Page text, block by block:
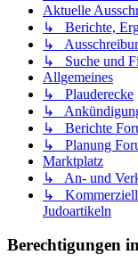
Aktuelle
↳ Berichte,
↳
↳ Suche und
Allgemeines
↳ Plauderecke
↳
↳ Berichte
↳ Planung
Marktplatz
↳ An- und
↳
Judoartikeln
Berechtigungen